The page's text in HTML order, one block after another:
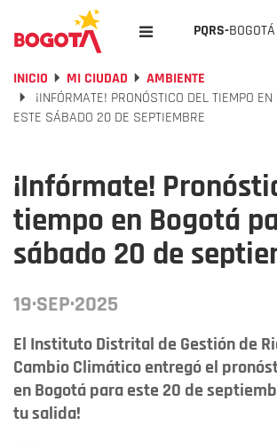
PQRS-
INICIO MI CIUDAD
AMBIENTE
¡INFÓRMATE! PRONÓSTICO DEL TIEMPO
ESTE SÁBADO 20 DE SEPTIEMBRE
¡Infórmate!
tiempo en Bogotá
sábado 20 de
19·SEP·2025
El Instituto Distrital de Gestión de
Cambio Climático entregó el
en Bogotá para este 20 de
tu salida!